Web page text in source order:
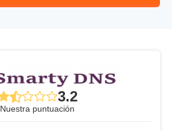
3.2
Nuestra puntuación